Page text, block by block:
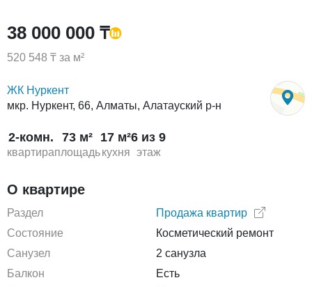
38 000 000 ₸
520 548 ₸ за м²
ЖК Нуркент
мкр. Нуркент, 66, Алматы, Алатауский р-н
2-комн.
квартира
73 м²
площадь
17 м²
кухня
6 из 9
этаж
О квартире
Раздел
Продажа квартир
Состояние
Косметический ремонт
Санузел
2 санузла
Балкон
Есть